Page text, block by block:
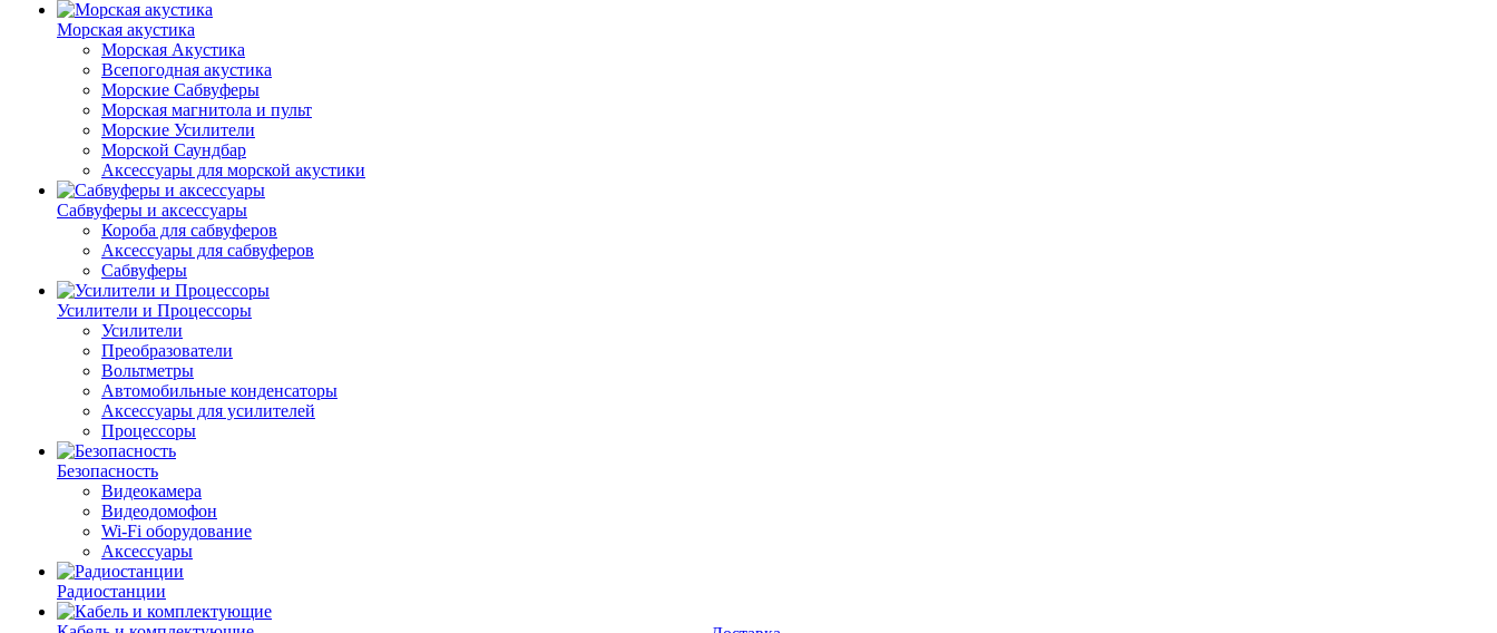
Морская акустика
Морская Акустика
Всепогодная акустика
Морские Сабвуферы
Морская магнитола и пульт
Морские Усилители
Морской Cаундбар
Аксессуары для морской акустики
Сабвуферы и аксессуары
Короба для сабвуферов
Аксессуары для сабвуферов
Сабвуферы
Усилители и Процессоры
Усилители
Преобразователи
Вольтметры
Автомобильные конденсаторы
Аксессуары для усилителей
Процессоры
Безопасность
Видеокамера
Видеодомофон
Wi-Fi оборудование
Аксессуары
Радиостанции